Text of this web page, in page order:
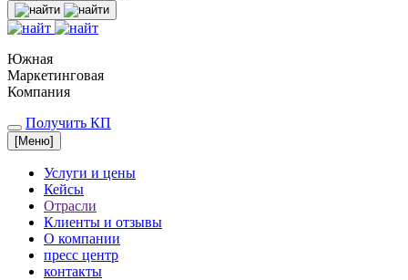
Южная
Маркетинговая
Компания
Получить КП
[Меню]
Услуги и цены
Кейсы
Отрасли
Клиенты и отзывы
О компании
пресс центр
контакты